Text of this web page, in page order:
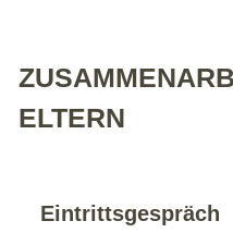
ELTERN
Eintrittsgespräch